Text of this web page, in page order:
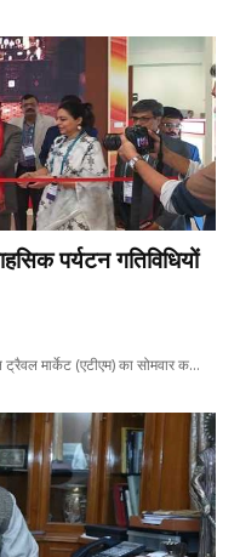
पर्यटन गतिविधियों
मार्केट (एटीएम) का सोमवार क…